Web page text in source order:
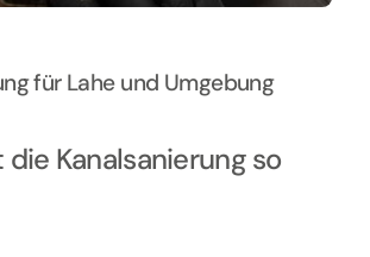
für Lahe und Umgebung
Kanalsanierung so